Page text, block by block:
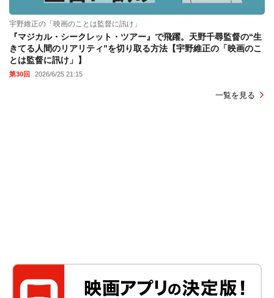
宇野維正の「映画のことは監督に訊け」
『マジカル・シークレット・ツアー』で飛躍。天野千尋監督の“生
きてる人間のリアリティ”を切り取る方法【宇野維正の「映画のこ
とは監督に訊け」】
第30回 2026/6/25 21:15
一覧を見る